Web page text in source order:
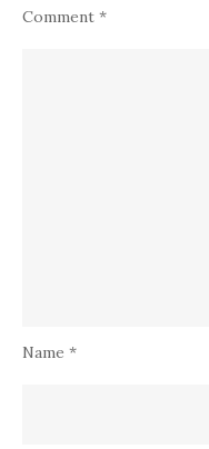
Comment *
Name *